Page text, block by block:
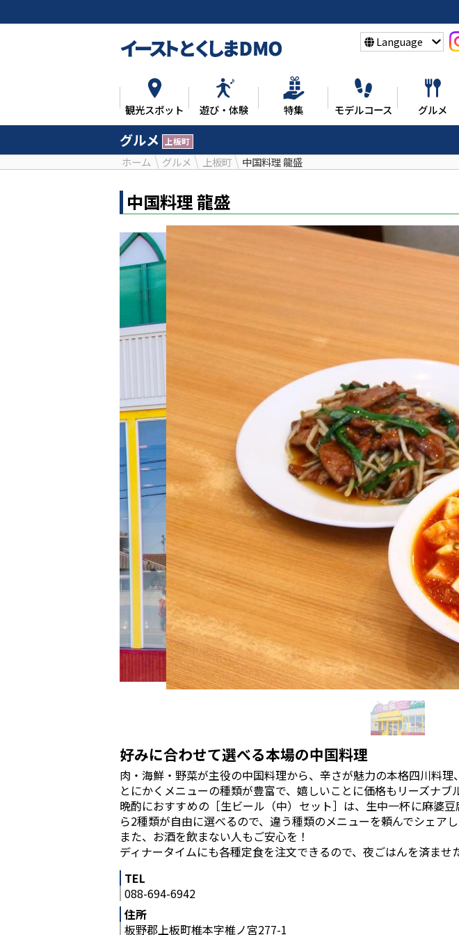
Language
観光スポット 遊び・体験 特集 モデルコース グルメ
グルメ 上板町
ホーム グルメ 上板町 中国料理 龍盛
中国料理 龍盛
好みに合わせて選べる本場の中国料理
肉・海鮮・野菜が主役の中国料理から、辛さが魅力の本格四川料理
とにかくメニューの種類が豊富で、嬉しいことに価格もリーズナブ
晩酌におすすめの［生ビール（中）セット］は、生中一杯に麻婆
ら2種類が自由に選べるので、違う種類のメニューを頼んでシェア
また、お酒を飲まない人もご安心を！
ディナータイムにも各種定食を注文できるので、夜ごはんを済ませ
TEL
088-694-6942
住所
板野郡上板町椎本字椎ノ宮277-1